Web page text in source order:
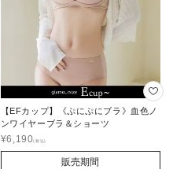
【EFカップ】《ぷにぷにブラ》血色ノ
ンワイヤーブラ＆ショーツ
¥6,190
販売期間